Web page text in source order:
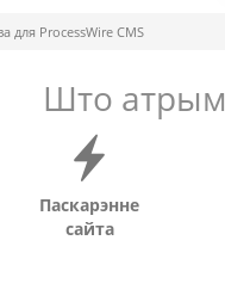
для ProcessWire CMS
Што
Паскарэнне
сайта